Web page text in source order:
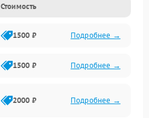
Стоимость
1500 ₽ Подробнее →
1500 ₽ Подробнее →
2000 ₽ Подробнее →